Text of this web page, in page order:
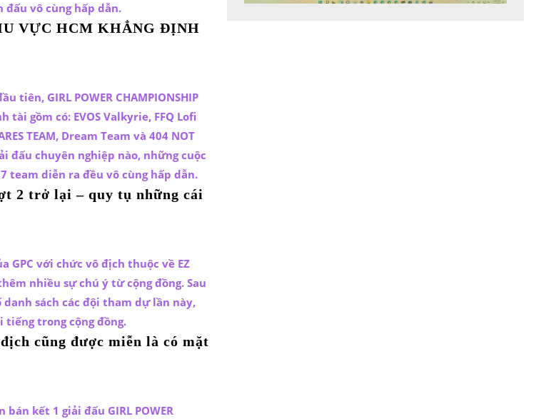
đấu vô cùng hấp dẫn.
VỰC HCM KHẲNG ĐỊNH
tiên, GIRL POWER CHAMPIONSHIP
gồm có: EVOS Valkyrie, FFQ Lofi
TEAM, Dream Team và 404 NOT
đấu chuyên nghiệp nào, những cuộc
team diễn ra đều vô cùng hấp dẫn.
2 trở lại – quy tụ những cái
GPC với chức vô địch thuộc về EZ
nhiều sự chú ý từ cộng đồng. Sau
danh sách các đội tham dự lần này,
tiếng trong cộng đồng.
cũng được miễn là có mặt
kết 1 giải đấu GIRL POWER